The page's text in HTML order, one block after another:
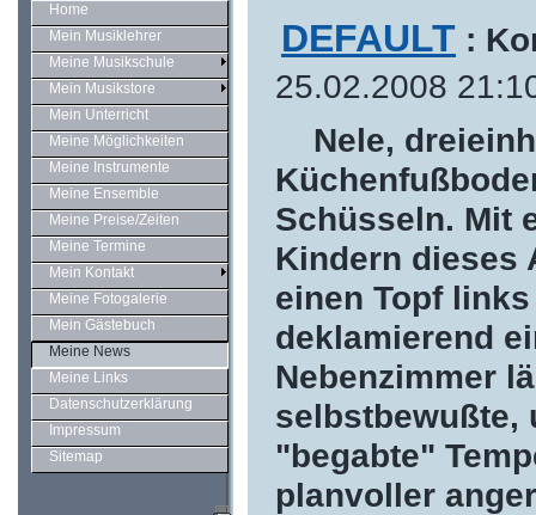
Home
Mein Musiklehrer
Meine Musikschule
Mein Musikstore
Mein Unterricht
Meine Möglichkeiten
Meine Instrumente
Meine Ensemble
Meine Preise/Zeiten
Meine Termine
Mein Kontakt
Meine Fotogalerie
Mein Gästebuch
Meine News
Meine Links
Datenschutzerklärung
Impressum
Sitemap
DEFAULT :
25.02.2008
Nele,
Schüsseln. Mit
Kindern dieses
einen Topf
deklamierend
Nebenzimmer
selbstbewußte,
"begabte"
planvoller